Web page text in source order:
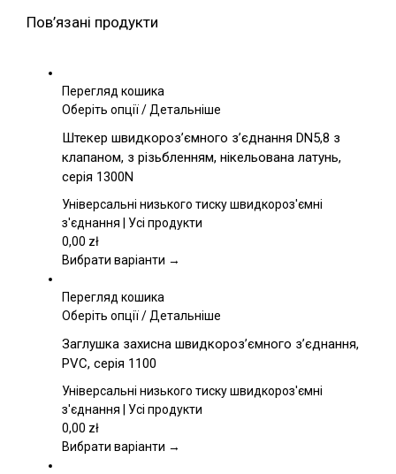
Пов’язані продукти
Перегляд кошика
Оберіть опціїЦей
має
кілька
Параметри
можна
на
товару
/Детальніше
Штекер швидкороз’ємного з’єднання DN5,8 з
клапаном, з різьбленням, нікельована латунь,
серія 1300N
Універсальні низького тиску швидкороз'ємні
з'єднання | Усі продукти
0,00 zł
Вибрати варіанти →
Перегляд кошика
Оберіть опціїЦей
має
кілька
варіантів.
Параметри
вибрати
/Детальніше
Заглушка захисна швидкороз’ємного з’єднання,
PVC, серія 1100
Універсальні низького тиску швидкороз'ємні
з'єднання | Усі продукти
0,00 zł
Вибрати варіанти →